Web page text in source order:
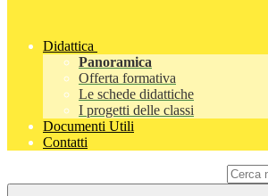
Didattica
Panoramica
Offerta formativa
Le schede didattiche
I progetti delle classi
Documenti Utili
Contatti